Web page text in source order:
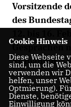
Vorsitzende
des
Gesprächen
Rumänien.
Am Beginn der
ungarischen
Cookie Hinweis
Diese Webseite
sind, um die
verwenden wir
helfen, unser
Optmierung).
Dienste,
Einwilligung